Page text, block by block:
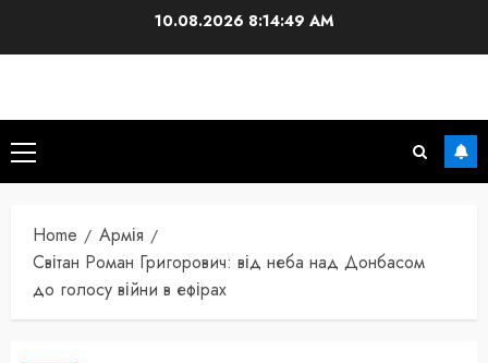
10.08.2026 8:14:50 AM
Primary
Menu
Home
Армія
Світан Роман Григорович: від неба над Донбасом
до голосу війни в ефірах